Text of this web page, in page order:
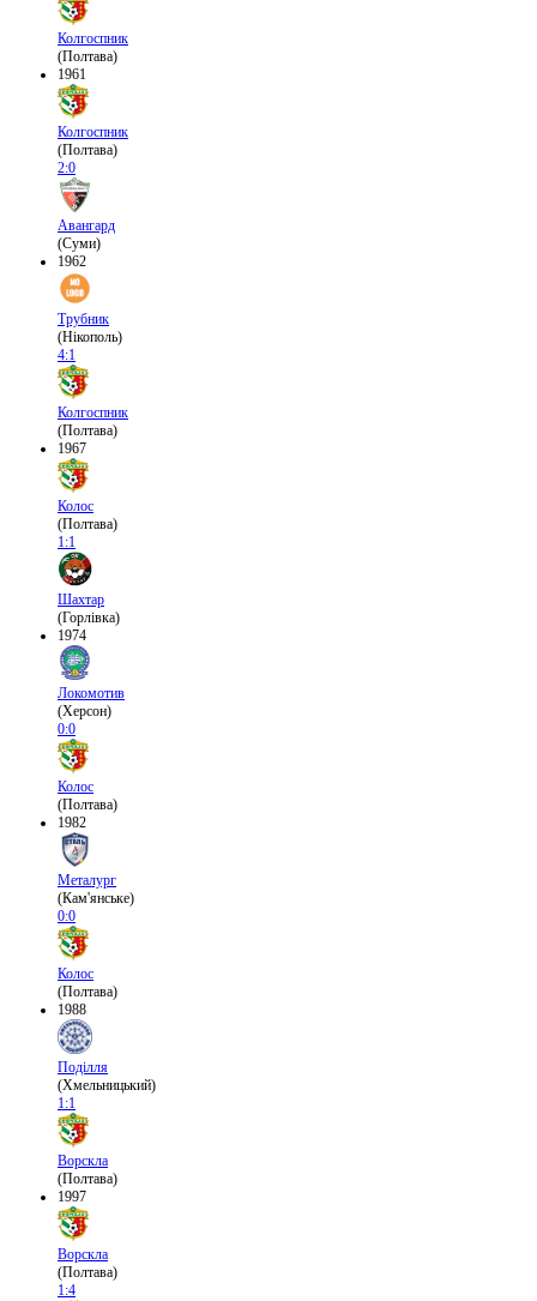
Колгоспник
(Полтава)
1961
Колгоспник
(Полтава)
2:0
Авангард
(Суми)
1962
Трубник
(Нікополь)
4:1
Колгоспник
(Полтава)
1967
Колос
(Полтава)
1:1
Шахтар
(Горлівка)
1974
Локомотив
(Херсон)
0:0
Колос
(Полтава)
1982
Металург
(Кам'янське)
0:0
Колос
(Полтава)
1988
Поділля
(Хмельницький)
1:1
Ворскла
(Полтава)
1997
Ворскла
(Полтава)
1:4